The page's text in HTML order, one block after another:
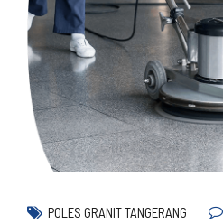
POLES GRANIT TANGERANG